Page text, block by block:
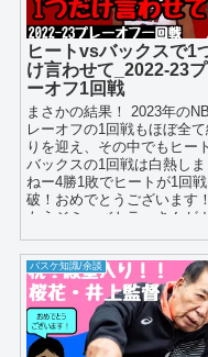
ヒートvsバックスで1
け言わせて_2022-23
ーオフ1回戦
まさかの結果！ 2023年の
レーオフの1回戦もほぼ全
りを迎え、その中でもヒー
バックスの1回戦は白熱しま
ねー4勝1敗でヒートが1回
破！おめでとうございます
もうジミーバトラーさんがカ
バスケ知識/余談